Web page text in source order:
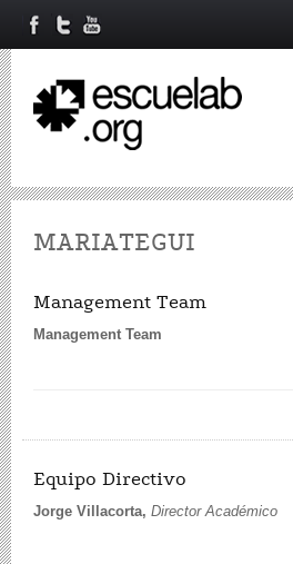
MARIATEGUI
Management Team
Management Team
Equipo Directivo
Jorge Villacorta, Director Académico